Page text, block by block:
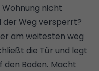
nicht
der Weg versperrt?
am weitesten weg
die Tür und legt
den Boden. Macht